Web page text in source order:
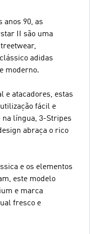
anos 90, as
II são uma
adidas
moderno.
e atacadores, estas
fácil e
na língua, 3-Stripes
abraça o rico
e os elementos
este modelo
e marca
fresco e